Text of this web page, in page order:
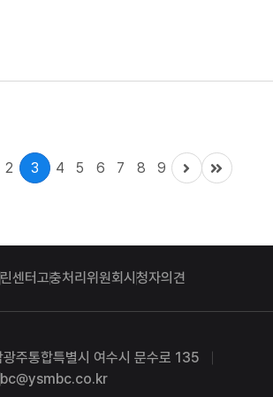
은 내년 3월 출범 목표로신입생 모집 절차
2 3 4 5 6 7 8 9
센터고충처리위원회시청자의견
광주통합특별시 여수시 문수로 135